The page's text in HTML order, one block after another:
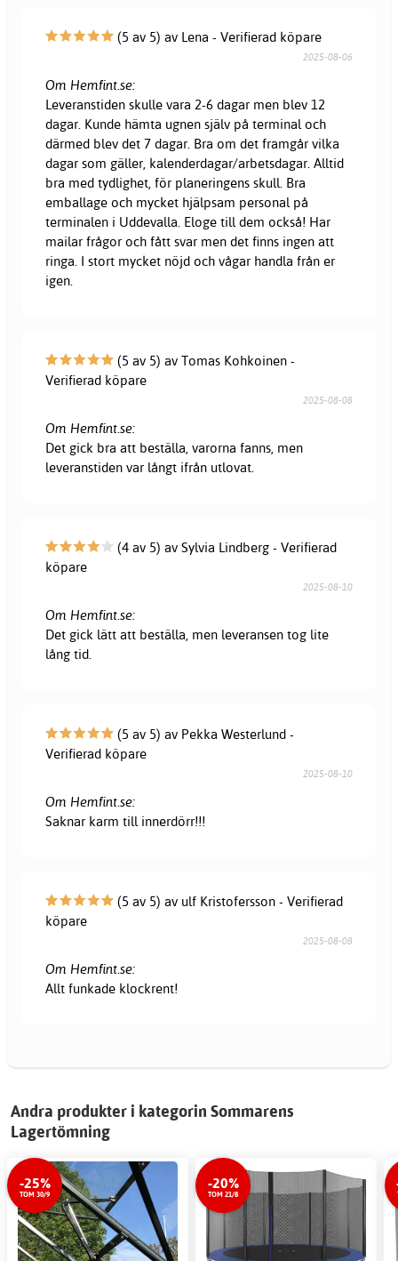
(5 av 5) av Lena - Verifierad köpare
2025-08-06
Om Hemfint.se:
Leveranstiden skulle vara 2-6 dagar men blev 12
dagar. Kunde hämta ugnen själv på terminal och
därmed blev det 7 dagar. Bra om det framgår vilka
dagar som gäller, kalenderdagar/arbetsdagar. Alltid
bra med tydlighet, för planeringens skull. Bra
emballage och mycket hjälpsam personal på
terminalen i Uddevalla. Eloge till dem också! Har
mailar frågor och fått svar men det finns ingen att
ringa. I stort mycket nöjd och vågar handla från er
igen.
(5 av 5) av Tomas Kohkoinen -
Verifierad köpare
2025-08-08
Om Hemfint.se:
Det gick bra att beställa, varorna fanns, men
leveranstiden var långt ifrån utlovat.
(4 av 5) av Sylvia Lindberg - Verifierad
köpare
2025-08-10
Om Hemfint.se:
Det gick lätt att beställa, men leveransen tog lite
lång tid.
(5 av 5) av Pekka Westerlund -
Verifierad köpare
2025-08-10
Om Hemfint.se:
Saknar karm till innerdörr!!!
(5 av 5) av ulf Kristofersson - Verifierad
köpare
2025-08-08
Om Hemfint.se:
Allt funkade klockrent!
Andra produkter i kategorin Sommarens
Lagertömning
-25%
TOM 30/9
-20%
TOM 21/8